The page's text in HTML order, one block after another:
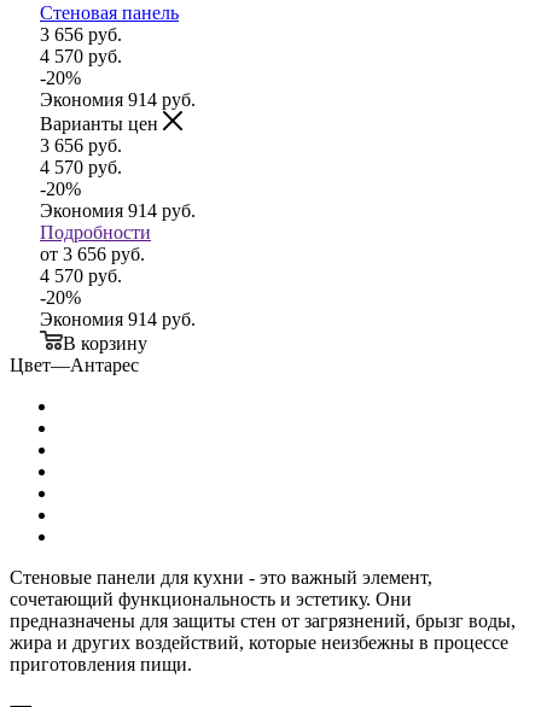
Стеновая панель
3 656 руб.
4 570 руб.
-20%
Экономия 914 руб.
Варианты цен
3 656 руб.
4 570 руб.
-20%
Экономия 914 руб.
Подробности
от 3 656 руб.
4 570 руб.
-20%
Экономия 914 руб.
В корзину
Цвет—Антарес
Стеновые панели для кухни - это важный элемент,
сочетающий функциональность и эстетику. Они
предназначены для защиты стен от загрязнений, брызг воды,
жира и других воздействий, которые неизбежны в процессе
приготовления пищи.